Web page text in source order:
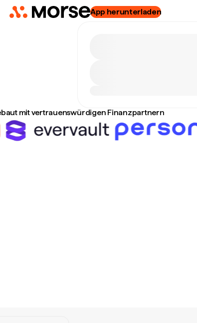
App herunterladen
mit vertrauenswürdigen Finanzpartnern